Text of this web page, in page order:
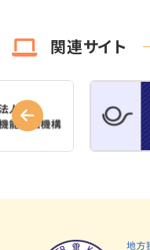
関連サイト